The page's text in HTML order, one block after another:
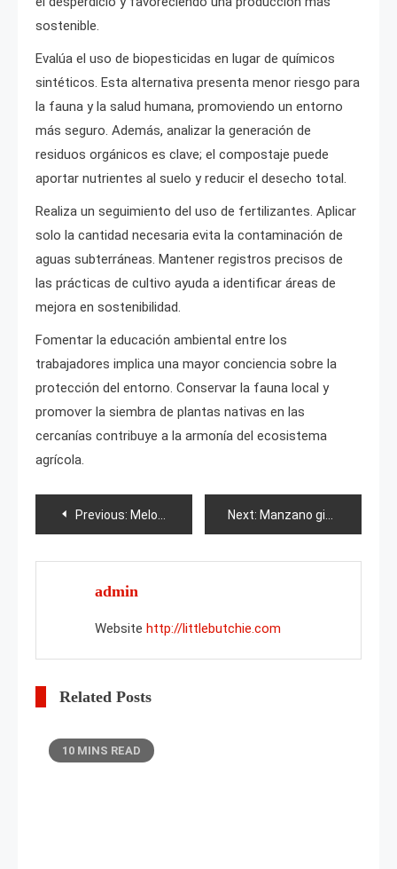
sostenible.
Evalúa el uso de biopesticidas en lugar de químicos
sintéticos. Esta alternativa presenta menor riesgo para
la fauna y la salud humana, promoviendo un entorno
más seguro. Además, analizar la generación de
residuos orgánicos es clave; el compostaje puede
aportar nutrientes al suelo y reducir el desecho total.
Realiza un seguimiento del uso de fertilizantes. Aplicar
solo la cantidad necesaria evita la contaminación de
aguas subterráneas. Mantener registros precisos de
las prácticas de cultivo ayuda a identificar áreas de
mejora en sostenibilidad.
Fomentar la educación ambiental entre los
trabajadores implica una mayor conciencia sobre la
protección del entorno. Conservar la fauna local y
promover la siembra de plantas nativas en las
cercanías contribuye a la armonía del ecosistema
agrícola.
Post
navigation
Previous: Melocotón Champion Next: Manzano gitano
admin
Website http://littlebutchie.com
Related Posts
10 MINS READ